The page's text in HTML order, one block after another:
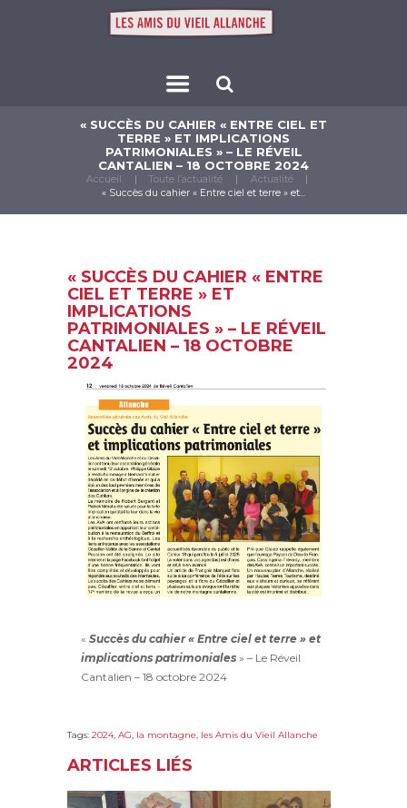
« SUCCÈS DU CAHIER « ENTRE CIEL ET
TERRE » ET IMPLICATIONS
PATRIMONIALES » – LE RÉVEIL
CANTALIEN – 18 OCTOBRE 2024
Accueil Toute l’actualité
Actualité
« Succès du cahier « Entre ciel et terre » et...
« SUCCÈS DU CAHIER « ENTRE
CIEL ET TERRE » ET
IMPLICATIONS
PATRIMONIALES » – LE RÉVEIL
CANTALIEN – 18 OCTOBRE
2024
« Succès du cahier « Entre ciel et terre » et
implications patrimoniales » – Le Réveil
Cantalien – 18 octobre 2024
Tags: 2024, AG, la montagne, les Amis du Vieil Allanche
ARTICLES LIÉS